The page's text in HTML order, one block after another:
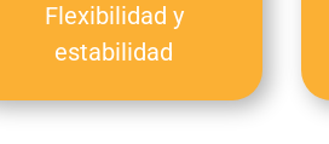
Flexibilidad y
estabilidad